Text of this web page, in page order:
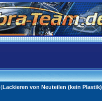
(Lackieren von Neuteilen (kein Plastik)